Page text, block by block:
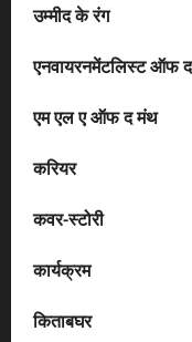
उम्मीद के रंग
एनवायरनमेंटलिस्ट ऑफ
एम एल ए ऑफ द मंथ
करियर
कवर-स्टोरी
कार्यक्रम
किताबघर